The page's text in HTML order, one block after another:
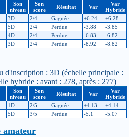
Son
niveau
Son
score
Résultat Var
Var
Hybride
3D 2/4 Gagnée +6.24
+6.28
5D 2/4 Perdue -3.88
-3.85
4D 2/4 Perdue -6.83
-6.82
3D 2/4 Perdue -8.92 -8.82
: 3D (échelle principale :
hybride : avant : 278, après : 277)
Son
niveau
Son
score
Résultat Var
Var
Hybride
1D 2/5 Gagnée +4.13
+4.14
5D 3/5 Perdue -5.1 -5.07
amateur